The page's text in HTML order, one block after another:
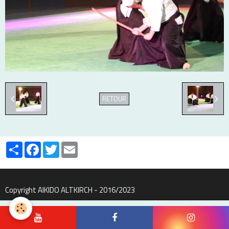
RETOUR
PartagerFacebook
Twitter
Copyright AIKIDO ALTKIRCH - 2016/2023